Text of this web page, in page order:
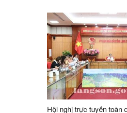
Hội nghị trực tuyến toàn